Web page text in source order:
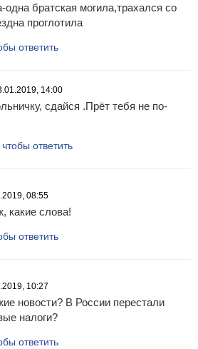
одна братская могила,трахался со
проглотила
ответить
14:00
сдайся .Прёт тебя не по-
ответить
08:55
какие слова!
ответить
10:27
новости? В России перестали
налоги?
ответить